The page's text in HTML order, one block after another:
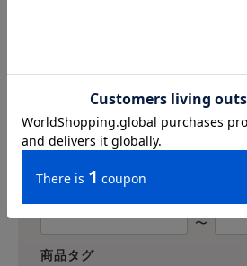
詳細検索
キーワード
〜
商品タグ